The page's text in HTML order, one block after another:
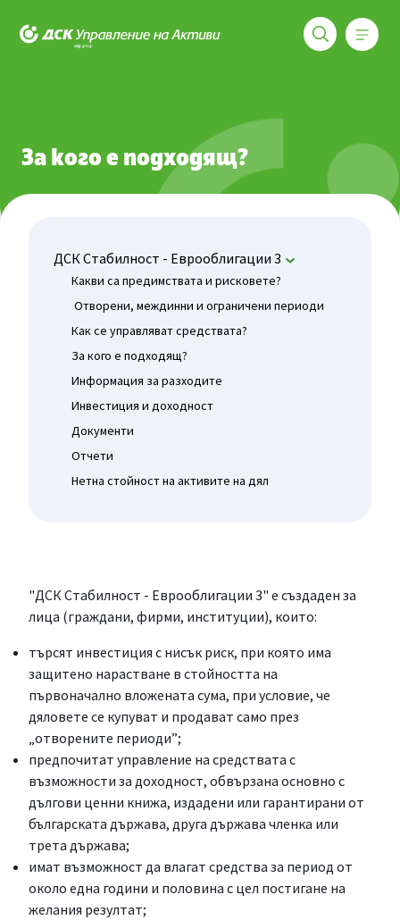
За кого е подходящ?
ДСК Стабилност - Еврооблигации 3
Какви са предимствата и рисковете?
Отворени, междинни и ограничени периоди
Как се управляват средствата?
За кого е подходящ?
Информация за разходите
Инвестиция и доходност
Документи
Отчети
Нетна стойност на активите на дял
"ДСК Стабилност - Еврооблигации 3" е създаден за
лица (граждани, фирми, институции), които:
търсят инвестиция с нисък риск, при която има
защитено нарастване в стойността на
първоначално вложената сума, при условие, че
дяловете се купуват и продават само през
„отворените периоди”;
предпочитат управление на средствата с
възможности за доходност, обвързана основно с
дългови ценни книжа, издадени или гарантирани от
българската държава, друга държава членка или
трета държава;
имат възможност да влагат средства за период от
около една години и половина с цел постигане на
желания резултат;